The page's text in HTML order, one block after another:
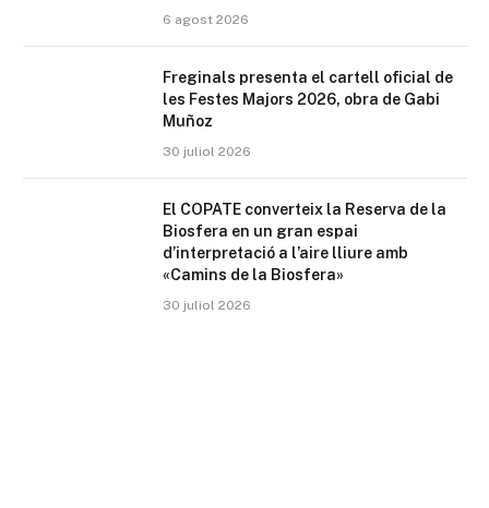
6 agost 2026
Freginals presenta el cartell oficial de
les Festes Majors 2026, obra de Gabi
Muñoz
30 juliol 2026
El COPATE converteix la Reserva de la
Biosfera en un gran espai
d’interpretació a l’aire lliure amb
«Camins de la Biosfera»
30 juliol 2026